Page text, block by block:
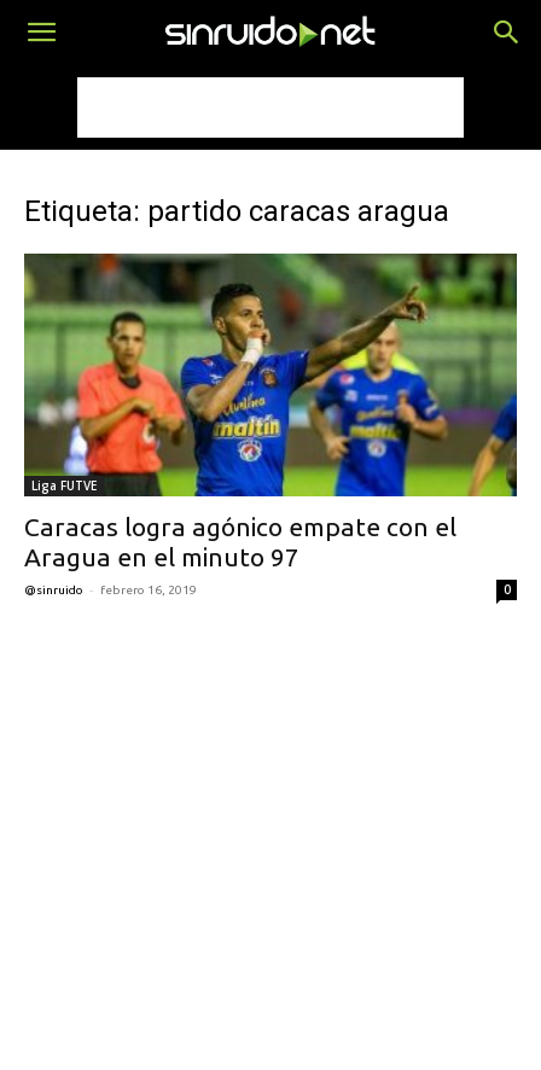
Etiqueta: partido caracas aragua
Liga FUTVE
Caracas logra agónico empate con el
Aragua en el minuto 97
@sinruido - febrero 16, 2019 0